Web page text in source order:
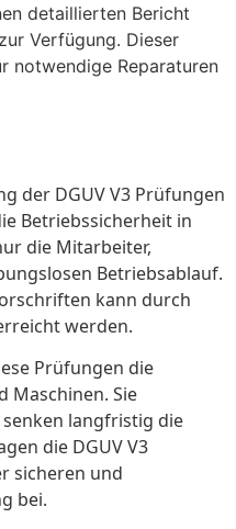
detaillierten Bericht
Verfügung. Dieser
notwendige Reparaturen
der DGUV V3 Prüfungen
Betriebssicherheit in
die Mitarbeiter,
Betriebsablauf.
kann durch
werden.
Prüfungen die
Maschinen. Sie
langfristig die
die DGUV V3
sicheren und
bei.